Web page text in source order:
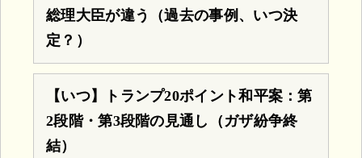
総理大臣が違う（過去の事例、いつ決
定？）
【いつ】トランプ20ポイント和平案：第
2段階・第3段階の見通し（ガザ紛争終
結）